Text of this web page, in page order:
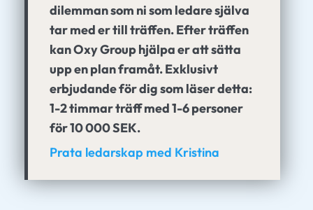
dilemman som ni som ledare själva
tar med er till träffen. Efter träffen
kan Oxy Group hjälpa er att sätta
upp en plan framåt. Exklusivt
erbjudande för dig som läser detta:
1-2 timmar träff med 1-6 personer
för 10 000 SEK.
Prata ledarskap med Kristina